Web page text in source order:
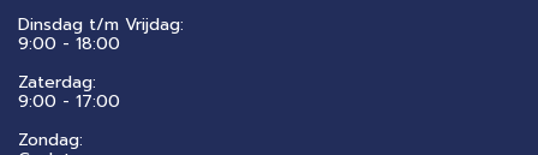
Dinsdag t/m Vrijdag:
9:00 - 18:00
Zaterdag:
​9:00 - 17:00
Zondag: